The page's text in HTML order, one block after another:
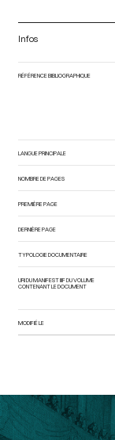
Infos
RÉFÉRENCE BIBLIOGRAPHIQUE
LANGUE PRINCIPALE
NOMBRE DE PAGES
PREMIÈRE PAGE
DERNIÈRE PAGE
TYPOLOGIE DOCUMENTAIRE
URI DU MANIFEST IIIF DU VOLUME
CONTENANT LE DOCUMENT
MODIFIÉ LE